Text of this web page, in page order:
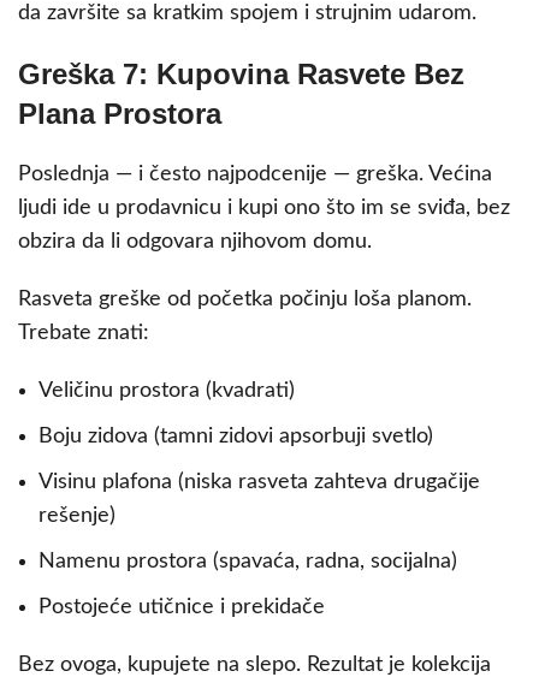
da završite sa kratkim spojem i strujnim udarom.
Greška 7: Kupovina Rasvete Bez
Plana Prostora
Poslednja — i često najpodcenije — greška. Većina
ljudi ide u prodavnicu i kupi ono što im se sviđa, bez
obzira da li odgovara njihovom domu.
Rasveta greške od početka počinju loša planom.
Trebate znati:
Veličinu prostora (kvadrati)
Boju zidova (tamni zidovi apsorbuji svetlo)
Visinu plafona (niska rasveta zahteva drugačije
rešenje)
Namenu prostora (spavaća, radna, socijalna)
Postojeće utičnice i prekidače
Bez ovoga, kupujete na slepo. Rezultat je kolekcija